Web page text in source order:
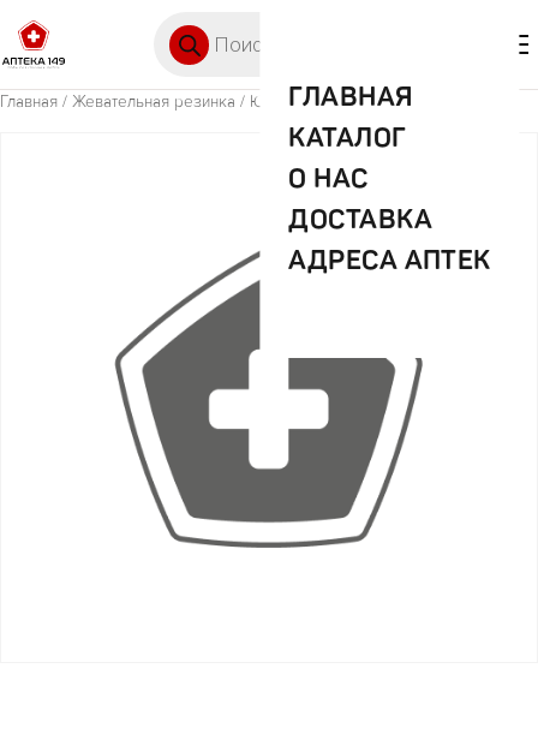
ГЛАВНАЯ
КАТАЛОГ
О НАС
ДОСТАВКА
АДРЕСА АПТЕК
Главная / Жевательная резинка / Юпо жев.мармелад лента кола 50г